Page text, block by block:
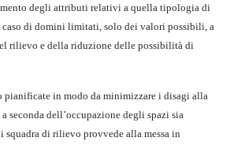
degli attributi relativi a quella tipologia di
caso di domini limitati, solo dei valori possibili, a
rilievo e della riduzione delle possibilità di
pianificate in modo da minimizzare i disagi alla
seconda dell’occupazione degli spazi sia
di rilievo provvede alla messa in